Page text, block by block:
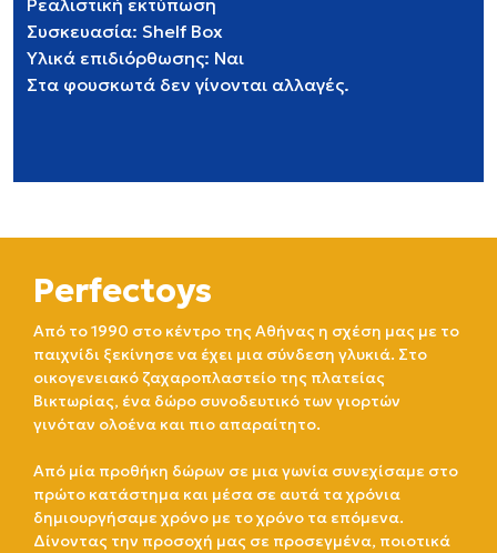
Ρεαλιστική εκτύπωση
Συσκευασία: Shelf Box
Υλικά επιδιόρθωσης: Ναι
Στα φουσκωτά δεν γίνονται αλλαγές.
Perfectoys
Από το 1990 στο κέντρο της Αθήνας η σχέση μας με το
παιχνίδι ξεκίνησε να έχει μια σύνδεση γλυκιά. Στο
οικογενειακό ζαχαροπλαστείο της πλατείας
Βικτωρίας, ένα δώρο συνοδευτικό των γιορτών
γινόταν ολοένα και πιο απαραίτητο.
Από μία προθήκη δώρων σε μια γωνία συνεχίσαμε στο
πρώτο κατάστημα και μέσα σε αυτά τα χρόνια
δημιουργήσαμε χρόνο με το χρόνο τα επόμενα.
Δίνοντας την προσοχή μας σε προσεγμένα, ποιοτικά